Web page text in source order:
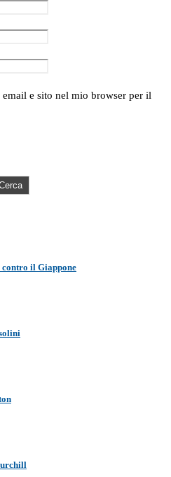
e sito nel mio browser per il
il Giappone